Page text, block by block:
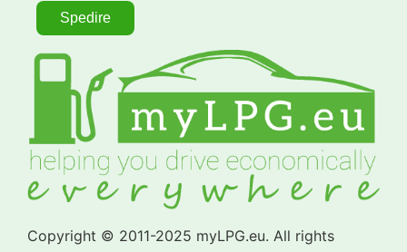
Copyright © 2011-2025 myLPG.eu. All rights